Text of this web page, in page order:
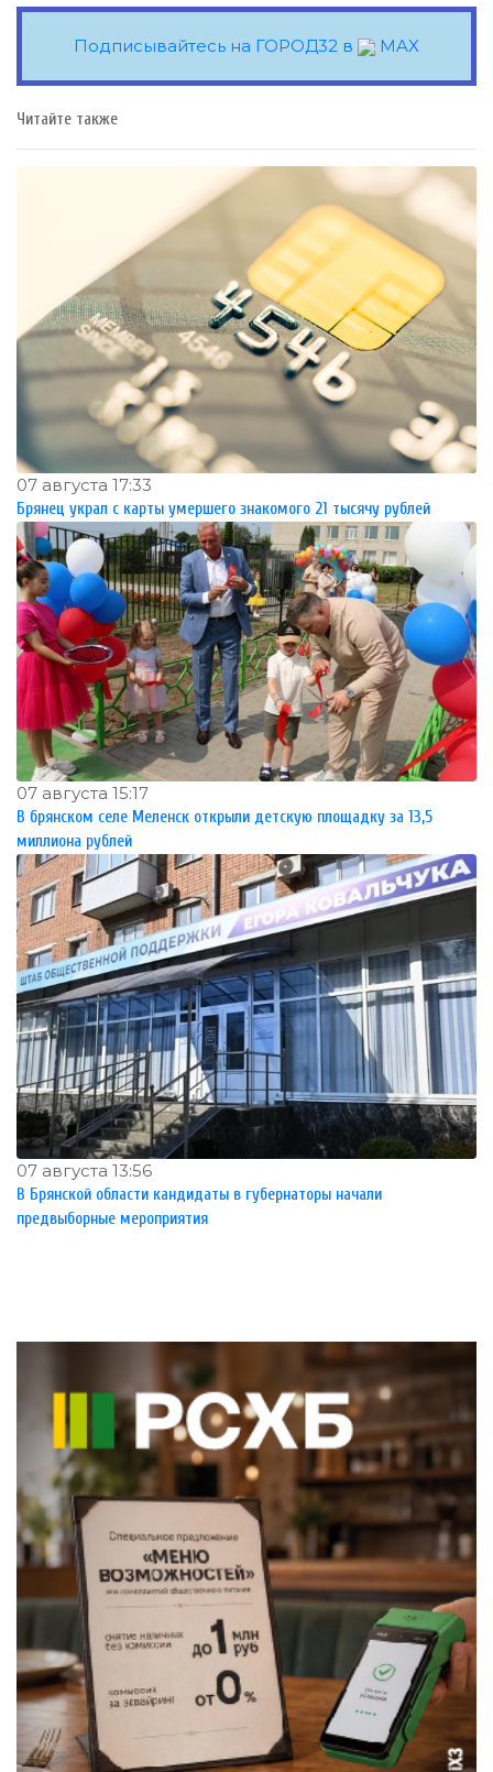
Подписывайтесь на ГОРОД32 в MAX
Читайте также
07 августа 17:33
Брянец украл с карты умершего знакомого 21 тысячу рублей
07 августа 15:17
В брянском селе Меленск открыли детскую площадку за 13,5
миллиона рублей
07 августа 13:56
В Брянской области кандидаты в губернаторы начали
предвыборные мероприятия